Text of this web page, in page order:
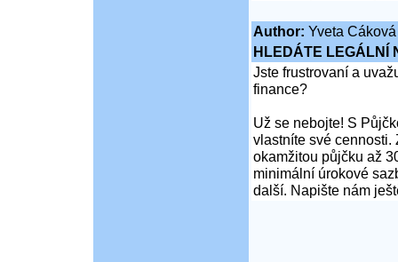
Author: Yveta Cáková
HLEDÁTE LEGÁLNÍ
Jste frustrovaní a
finance?
Už se nebojte! S
vlastníte své cennosti.
okamžitou půjčku až
minimální úrokové
další. Napište nám